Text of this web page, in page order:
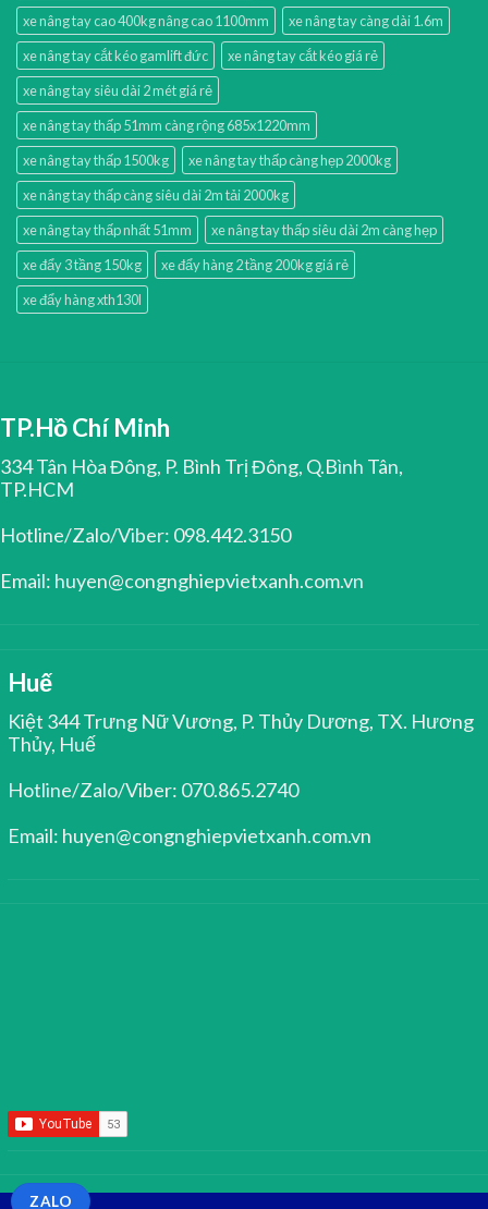
xe nâng tay cao 400kg nâng cao 1100mm
xe nâng tay càng dài 1.6m
xe nâng tay cắt kéo gamlift đức
xe nâng tay cắt kéo giá rẻ
xe nâng tay siêu dài 2 mét giá rẻ
xe nâng tay thấp 51mm càng rộng 685x1220mm
xe nâng tay thấp 1500kg
xe nâng tay thấp càng hẹp 2000kg
xe nâng tay thấp càng siêu dài 2m tải 2000kg
xe nâng tay thấp nhất 51mm
xe nâng tay thấp siêu dài 2m càng hẹp
xe đẩy 3 tầng 150kg
xe đẩy hàng 2 tầng 200kg giá rẻ
xe đẩy hàng xth130l
TP.Hồ Chí Minh
334 Tân Hòa Đông, P. Bình Trị Đông, Q.Bình Tân,
TP.HCM
Hotline/Zalo/Viber: 098.442.3150
Email: huyen@congnghiepvietxanh.com.vn
Huế
Kiệt 344 Trưng Nữ Vương, P. Thủy Dương, TX. Hương
Thủy, Huế
Hotline/Zalo/Viber: 070.865.2740
Email: huyen@congnghiepvietxanh.com.vn
ZALO